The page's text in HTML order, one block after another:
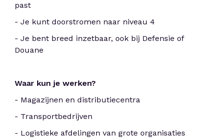
past
- Je kunt doorstromen naar niveau 4
- Je bent breed inzetbaar, ook bij Defensie of
Douane
Waar kun je werken?
- Magazijnen en distributiecentra
- Transportbedrijven
- Logistieke afdelingen van grote organisaties